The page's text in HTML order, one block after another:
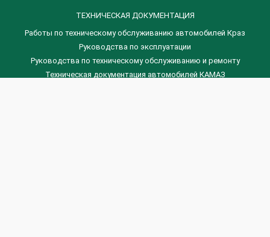
ТЕХНИЧЕСКАЯ ДОКУМЕНТАЦИЯ
Работы по техническому обслуживанию автомобилей Краз
Руководства по эксплуатации
Руководства по техническому обслуживанию и ремонту
Техническая документация автомобилей КАМАЗ